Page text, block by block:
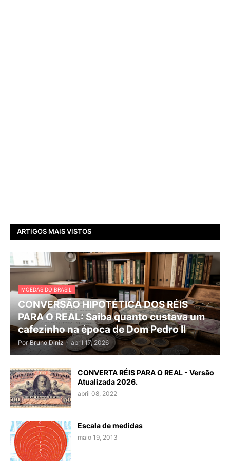
ARTIGOS MAIS VISTOS
MOEDAS DO BRASIL
CONVERSÃO HIPOTÉTICA DOS RÉIS
PARA O REAL: Saiba quanto custava um
cafezinho na época de Dom Pedro II
Por Bruno Diniz - abril 17, 2026
CONVERTA RÉIS PARA O REAL - Versão
Atualizada 2026.
abril 08, 2022
Escala de medidas
maio 19, 2013